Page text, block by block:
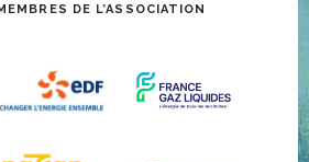
DE L’ASSOCIATION